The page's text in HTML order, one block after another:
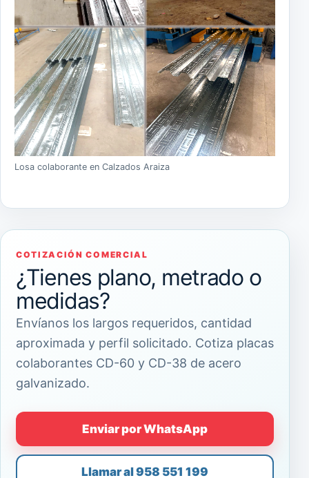
Losa colaborante en Calzados Araiza
COTIZACIÓN COMERCIAL
¿Tienes plano, metrado o
medidas?
Envíanos los largos requeridos, cantidad
aproximada y perfil solicitado. Cotiza placas
colaborantes CD-60 y CD-38 de acero
galvanizado.
Enviar por WhatsApp
Llamar al 958 551 199